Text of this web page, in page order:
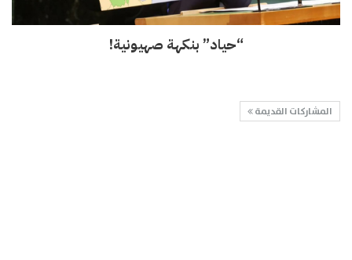
“حياد” بنكهة صهيونية!
المشاركات القديمة